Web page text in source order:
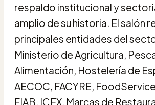
respaldo institucional y
amplio de su historia. El salón
principales entidades del
Ministerio de Agricultura,
Alimentación, Hostelería de
AECOC, FACYRE,
FIAB, ICEX, Marcas de